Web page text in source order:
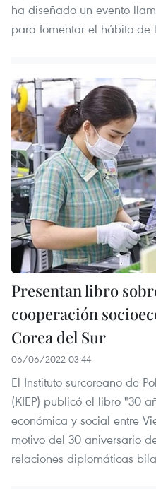
ha diseñado un evento
para fomentar el hábito de
Presentan libro
cooperación
Corea del Sur
06/06/2022 03:44
El Instituto surcoreano de
(KIEP) publicó el libro "30
económica y social entre
motivo del 30 aniversario
relaciones diplomáticas